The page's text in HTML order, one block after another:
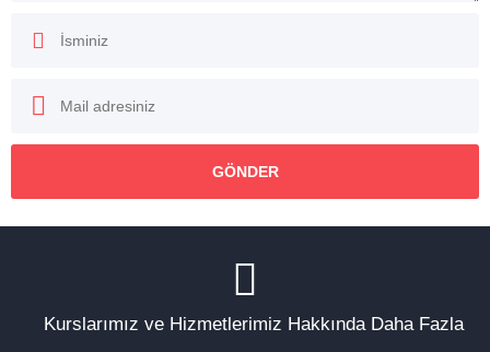
Kurslarımız ve Hizmetlerimiz Hakkında Daha Fazla